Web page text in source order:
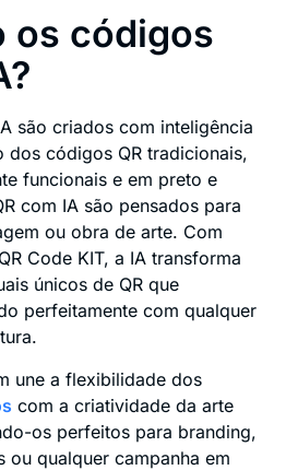
os códigos
são criados com inteligência
códigos QR tradicionais,
funcionais e em preto e
com IA são pensados para
ou obra de arte. Com
Code KIT, a IA transforma
únicos de QR que
perfeitamente com qualquer
une a flexibilidade dos
com a criatividade da arte
os perfeitos para branding,
ou qualquer campanha em